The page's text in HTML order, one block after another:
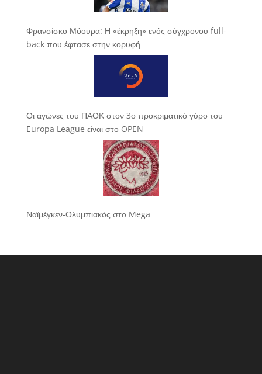
Φρανσίσκο Μόουρα: Η «έκρηξη» ενός σύγχρονου full-
back που έφτασε στην κορυφή
Οι αγώνες του ΠΑΟΚ στον 3ο προκριματικό γύρο του
Europa League είναι στο OPEN
Ναϊμέγκεν-Ολυμπιακός στο Mega